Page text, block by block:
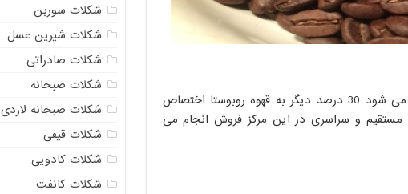
در کنار قهوه عربیکا که 70 درصد قهوه دنیا را شامل می شود 30 درصد دیگر به قهوه روبوستا اختصاص
و سراسری در این مرکز فروش انجام می
شکلات سوربن
شکلات شیرین عسل
شکلات صادراتی
شکلات صبحانه
شکلات صبحانه لاردی
شکلات قیفی
شکلات کادویی
شکلات کانفت